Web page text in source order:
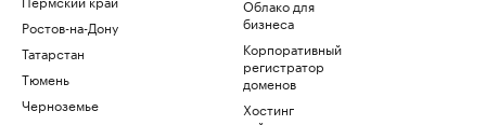
Ростов-на-Дону
Татарстан
Тюмень
Черноземье
Облако для
бизнеса
Корпоративный
регистратор
доменов
Хостинг